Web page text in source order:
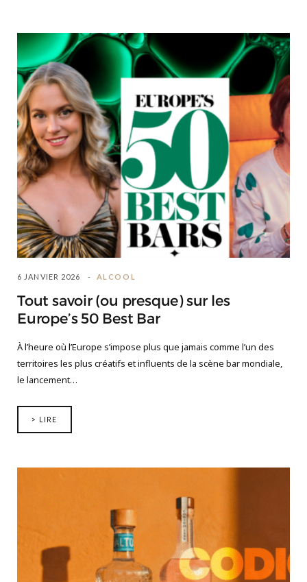
6 JANVIER 2026 ALCOOL
Tout savoir (ou presque) sur les
Europe’s 50 Best Bar
À l’heure où l’Europe s’impose plus que jamais comme l’un des
territoires les plus créatifs et influents de la scène bar mondiale,
le lancement…
> LIRE